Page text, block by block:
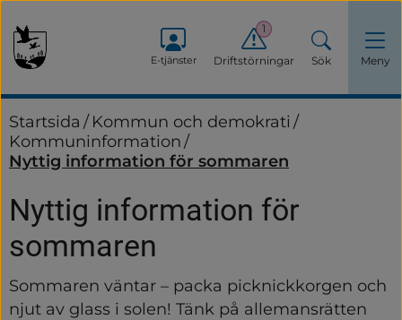
E-tjänster Driftstörningar
1
Sök Meny
Startsida / Kommun och demokrati/
Kommuninformation/
Nyttig information för sommaren
Nyttig information för
sommaren
Sommaren väntar – packa picknickkorgen och
njut av glass i solen! Tänk på allemansrätten